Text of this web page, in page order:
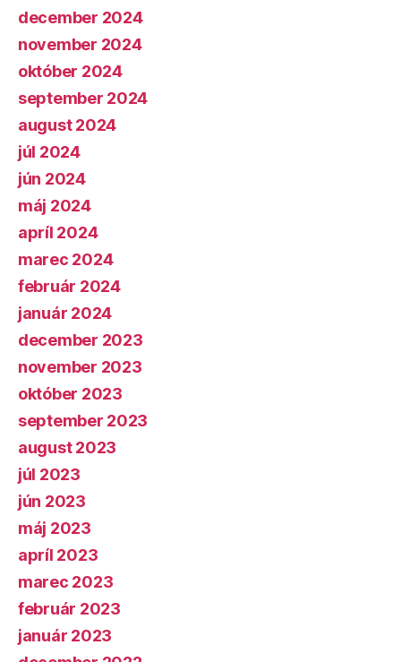
december 2024
november 2024
október 2024
september 2024
august 2024
júl 2024
jún 2024
máj 2024
apríl 2024
marec 2024
február 2024
január 2024
december 2023
november 2023
október 2023
september 2023
august 2023
júl 2023
jún 2023
máj 2023
apríl 2023
marec 2023
február 2023
január 2023